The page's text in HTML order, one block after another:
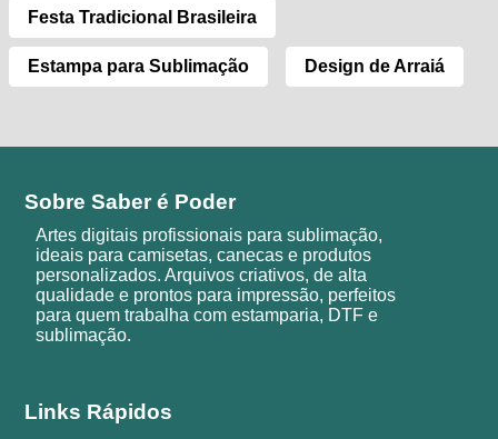
Festa Tradicional Brasileira
Estampa para Sublimação Design de Arraiá
Sobre Saber é Poder
Artes digitais profissionais para sublimação,
ideais para camisetas, canecas e produtos
personalizados. Arquivos criativos, de alta
qualidade e prontos para impressão, perfeitos
para quem trabalha com estamparia, DTF e
sublimação.
Links Rápidos